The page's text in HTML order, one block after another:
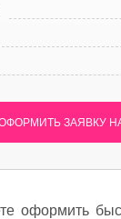
ЗАЯВКУ
оформить